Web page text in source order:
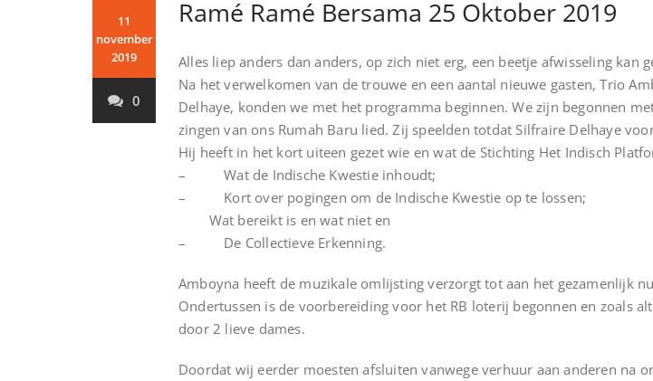
11
november
2019
0
Ramé Ramé Bersama 25 Oktober 2019
Alles liep anders dan anders, op zich niet erg, een beetje afwisseling kan
Na het verwelkomen van de trouwe en een aantal nieuwe gasten, Trio
Delhaye, konden we met het programma beginnen. We zijn begonnen
zingen van ons Rumah Baru lied. Zij speelden totdat Silfraire Delhaye
Hij heeft in het kort uiteen gezet wie en wat de Stichting Het Indisch
– Wat de Indische Kwestie inhoudt;
– Kort over pogingen om de Indische Kwestie op te lossen;
Wat bereikt is en wat niet en
– De Collectieve Erkenning.
Amboyna heeft de muzikale omlijsting verzorgt tot aan het gezamenlijk
Ondertussen is de voorbereiding voor het RB loterij begonnen en zoals
door 2 lieve dames.
Doordat wij eerder moesten afsluiten vanwege verhuur aan anderen na